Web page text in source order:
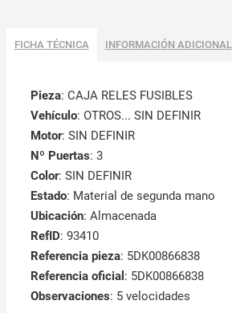
FICHA TÉCNICA INFORMACIÓN ADICIONAL
Pieza: CAJA RELES FUSIBLES
Vehículo: OTROS... SIN DEFINIR
Motor: SIN DEFINIR
Nº Puertas: 3
Color: SIN DEFINIR
Estado: Material de segunda mano
Ubicación: Almacenada
RefID: 93410
Referencia pieza: 5DK00866838
Referencia oficial : 5DK00866838
Observaciones: 5 velocidades